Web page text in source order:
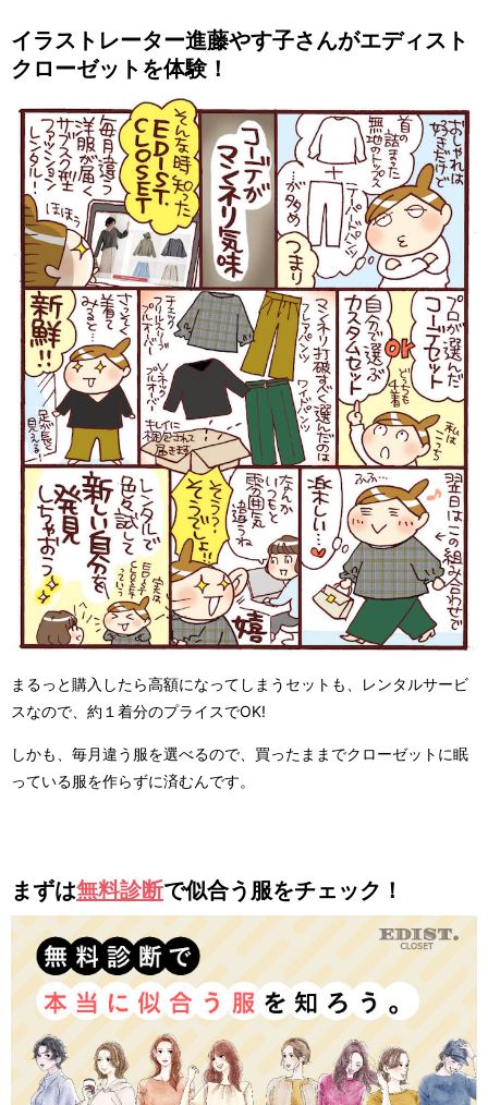
イラストレーター進藤やす子さんがエディスト
クローゼットを体験！
まるっと購入したら高額になってしまうセットも、レンタルサービ
スなので、約１着分のプライスでOK!
しかも、毎月違う服を選べるので、買ったままでクローゼットに眠
っている服を作らずに済むんです。
まずは無料診断で似合う服をチェック！